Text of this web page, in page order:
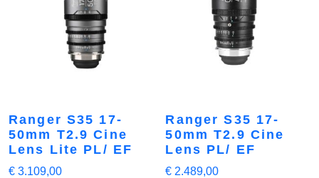
Ranger S35 17-
50mm T2.9 Cine
Lens Lite PL/ EF
€ 3.109,00
Ranger S35 17-
50mm T2.9 Cine
Lens PL/ EF
€ 2.489,00